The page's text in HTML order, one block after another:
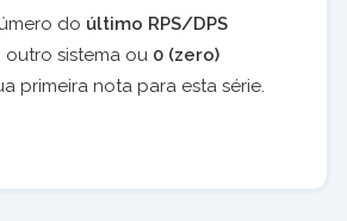
do último RPS/DPS
outro sistema ou 0 (zero)
primeira nota para esta série.